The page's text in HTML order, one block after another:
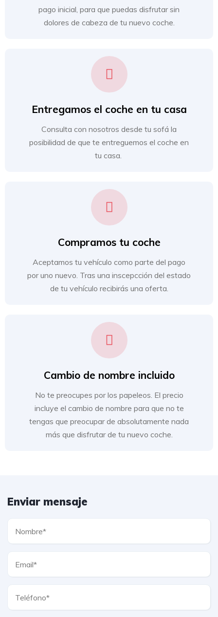
pago inicial, para que puedas disfrutar sin
dolores de cabeza de tu nuevo coche.
Entregamos el coche en tu casa
Consulta con nosotros desde tu sofá la
posibilidad de que te entreguemos el coche en
tu casa.
Compramos tu coche
Aceptamos tu vehículo como parte del pago
por uno nuevo. Tras una inscepcción del estado
de tu vehículo recibirás una oferta.
Cambio de nombre incluido
No te preocupes por los papeleos. El precio
incluye el cambio de nombre para que no te
tengas que preocupar de absolutamente nada
más que disfrutar de tu nuevo coche.
Enviar mensaje